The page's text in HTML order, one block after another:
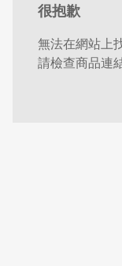
很抱歉
無法在網站上
請檢查商品連